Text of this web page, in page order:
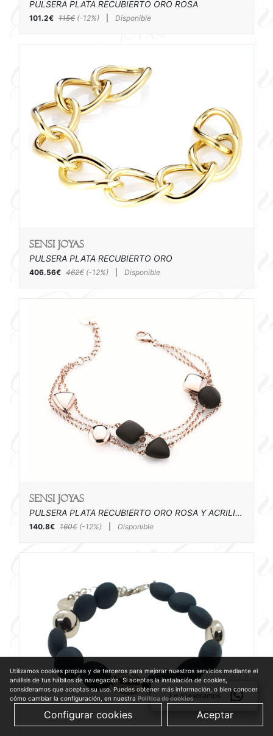
PULSERA PLATA RECUBIERTO ORO ROSA
101.2€ 115€ (-12%) Disponible
SENSI joyas
PULSERA PLATA RECUBIERTO ORO
406.56€ 462€ (-12%) Disponible
SENSI joyas
PULSERA PLATA RECUBIERTO ORO ROSA Y ACRILICO
140.8€ 160€ (-12%) Disponible
Utilizamos cookies propias y de terceros para mejorar nuestros servicios mediante el
análisis de tus hábitos de navegación. Si aceptas la instalación de cookies,
consideramos que aceptas su uso. Puedes obtener más información, o bien conocer
cómo cambiar la configuración, en nuestra Política de cookies
Configurar cookies Aceptar
Le asesoramos